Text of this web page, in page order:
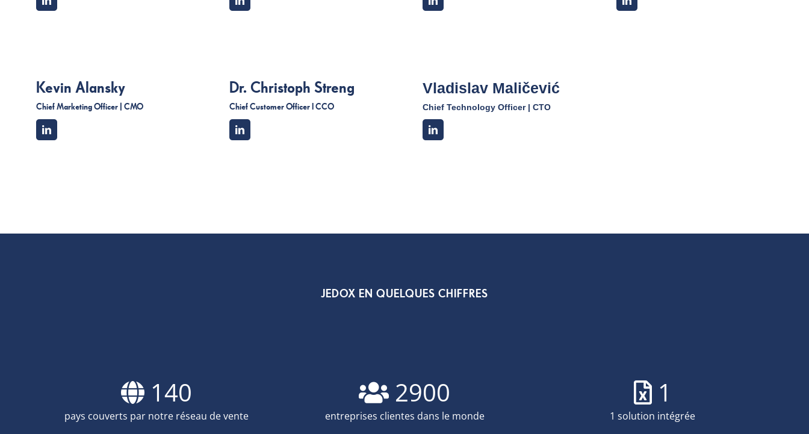
Kevin Alansky
Chief Marketing Officer | CMO
Dr. Christoph Streng
Chief Customer Officer I CCO
Vladislav Maličević
Chief Technology Officer | CTO
JEDOX EN QUELQUES CHIFFRES
140
pays couverts par notre réseau de vente
2900
entreprises clientes dans le monde
1
1 solution intégrée